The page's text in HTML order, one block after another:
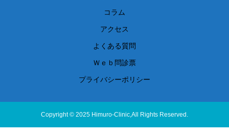
コラム
アクセス
よくある質問
Ｗｅｂ問診票
プライバシーポリシー
Copyright © 2025 Himuro-Clinic,All Rights Reserved.